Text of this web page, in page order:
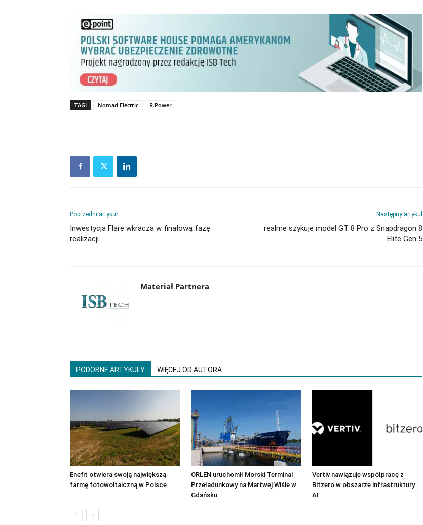
TAGI Nomad Electric R.Power
Poprzedni artykuł
Inwestycja Flare wkracza w finałową fazę
realizacji
Następny artykuł
realme szykuje model GT 8 Pro z Snapdragon 8
Elite Gen 5
Materiał Partnera
PODOBNE ARTYKUŁY WIĘCEJ OD AUTORA
Enefit otwiera swoją największą
farmę fotowoltaiczną w Polsce
ORLEN uruchomił Morski Terminal
Przeładunkowy na Martwej Wiśle w
Gdańsku
Vertiv nawiązuje współpracę z
Bitzero w obszarze infrastruktury
AI